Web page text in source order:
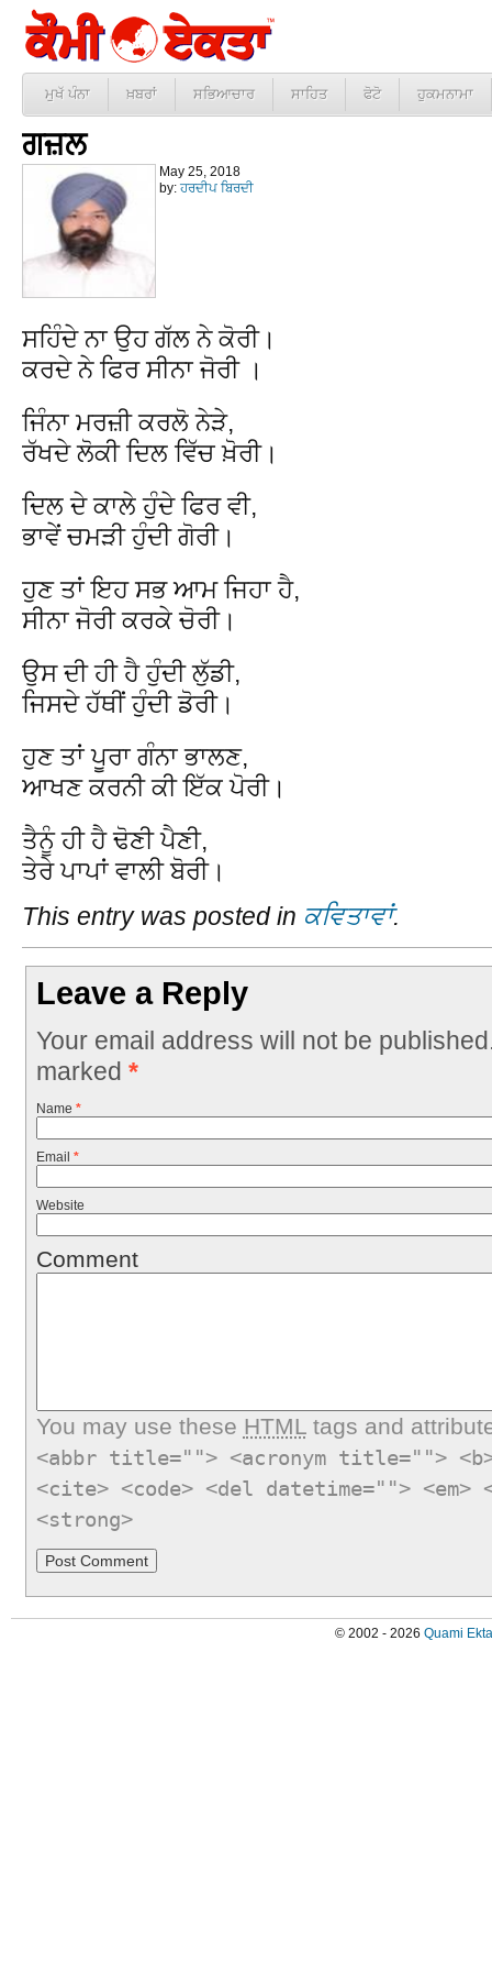
ਮੁਖੱ ਪੰਨਾ ਖ਼ਬਰਾਂ ਸਭਿਆਚਾਰ ਸਾਹਿਤ ਫੋਟੋ ਹੁਕਮਨਾਮਾ
ਗਜ਼ਲ
May 25, 2018
by: ਹਰਦੀਪ ਬਿਰਦੀ
ਸਹਿੰਦੇ ਨਾ ਉਹ ਗੱਲ ਨੇ ਕੋਰੀ।
ਕਰਦੇ ਨੇ ਫਿਰ ਸੀਨਾ ਜੋਰੀ ।
ਜਿੰਨਾ ਮਰਜ਼ੀ ਕਰਲੋ ਨੇੜੇ,
ਰੱਖਦੇ ਲੋਕੀ ਦਿਲ ਵਿੱਚ ਖ਼ੋਰੀ।
ਦਿਲ ਦੇ ਕਾਲੇ ਹੁੰਦੇ ਫਿਰ ਵੀ,
ਭਾਵੇਂ ਚਮੜੀ ਹੁੰਦੀ ਗੋਰੀ।
ਹੁਣ ਤਾਂ ਇਹ ਸਭ ਆਮ ਜਿਹਾ ਹੈ,
ਸੀਨਾ ਜੋਰੀ ਕਰਕੇ ਚੋਰੀ।
ਉਸ ਦੀ ਹੀ ਹੈ ਹੁੰਦੀ ਲੁੱਡੀ,
ਜਿਸਦੇ ਹੱਥੀਂ ਹੁੰਦੀ ਡੋਰੀ।
ਹੁਣ ਤਾਂ ਪੂਰਾ ਗੰਨਾ ਭਾਲਣ,
ਆਖਣ ਕਰਨੀ ਕੀ ਇੱਕ ਪੋਰੀ।
ਤੈਨੂੰ ਹੀ ਹੈ ਢੋਣੀ ਪੈਣੀ,
ਤੇਰੇ ਪਾਪਾਂ ਵਾਲੀ ਬੋਰੀ।
This entry was posted in ਕਵਿਤਾਵਾਂ.
Leave a Reply
Your email address will not be
marked *
Name *
Email *
Website
Comment
You may use these HTMLtags and
<abbr title=""> <acronym title="">
<cite> <code> <del datetime="">
<strong>
© 2002 - 2026 Quami